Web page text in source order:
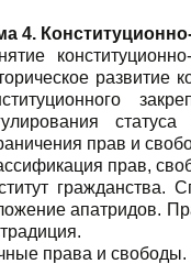
4.
развитие
прав и
прав,
гражданства.
апатридов.
права и свободы.